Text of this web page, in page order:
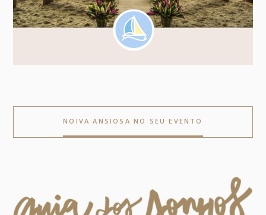
NOIVA ANSIOSA NO SEU EVENTO